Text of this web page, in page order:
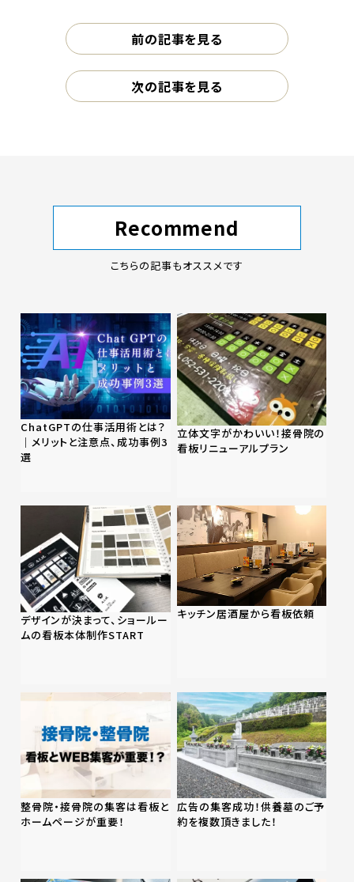
前の記事を見る
次の記事を見る
Recommend
こちらの記事もオススメです
ChatGPTの仕事活用術とは？
｜メリットと注意点、成功事例3
選
立体文字がかわいい！接骨院の
看板リニューアルプラン
デザインが決まって、ショールー
ムの看板本体制作START
キッチン居酒屋から看板依頼
整骨院・接骨院の集客は看板と
ホームページが重要！
広告の集客成功！供養墓のご予
約を複数頂きました！